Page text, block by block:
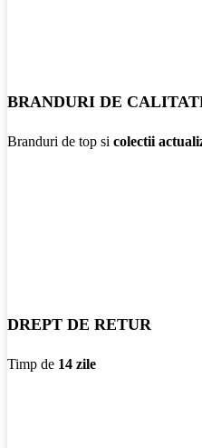
BRANDURI DE
Branduri de top si colectii
DREPT DE RETUR
Timp de 14 zile